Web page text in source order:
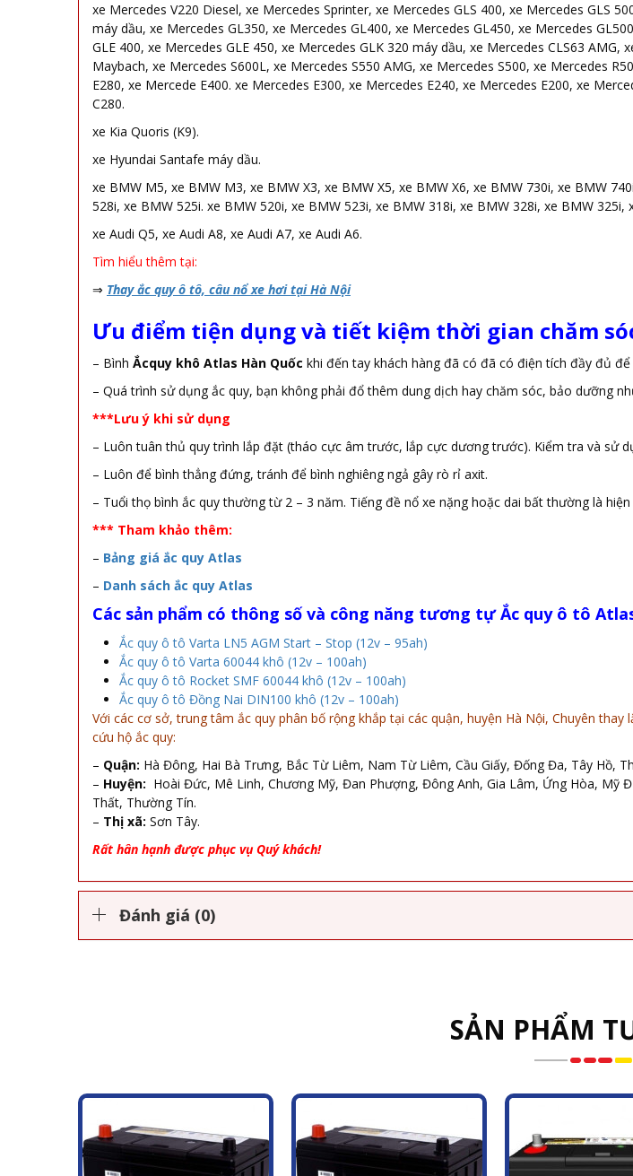
xe Mercedes V220 Diesel, xe Mercedes Sprinter, xe Mercedes GLS 400, xe Mercedes GLS
máy dầu, xe Mercedes GL350, xe Mercedes GL400, xe Mercedes GL450, xe Mercedes
GLE 400, xe Mercedes GLE 450, xe Mercedes GLK 320 máy dầu, xe Mercedes CLS63
Maybach, xe Mercedes S600L, xe Mercedes S550 AMG, xe Mercedes S500, xe Mercedes
E280, xe Mercede E400. xe Mercedes E300, xe Mercedes E240, xe Mercedes E200, xe
C280.
xe Kia Quoris (K9).
xe Hyundai Santafe máy dầu.
xe BMW M5, xe BMW M3, xe BMW X3, xe BMW X5, xe BMW X6, xe BMW 730i, xe BMW
528i, xe BMW 525i. xe BMW 520i, xe BMW 523i, xe BMW 318i, xe BMW 328i, xe BMW 325i,
xe Audi Q5, xe Audi A8, xe Audi A7, xe Audi A6.
Tìm hiểu thêm tại:
⇒ Thay ắc quy ô tô, câu nổ xe hơi tại Hà Nội
Ưu điểm tiện dụng và tiết kiệm thời gian chăm
– Bình Ắcquy khô Atlas Hàn Quốc khi đến tay khách hàng đã có đã có điện tích đầy đủ
– Quá trình sử dụng ắc quy, bạn không phải đổ thêm dung dịch hay chăm sóc, bảo dưỡng
***Lưu ý khi sử dụng
– Luôn tuân thủ quy trình lắp đặt (tháo cực âm trước, lắp cực dương trước). Kiểm tra và sử
– Luôn để bình thẳng đứng, tránh để bình nghiêng ngả gây rò rỉ axit.
– Tuổi thọ bình ắc quy thường từ 2 – 3 năm. Tiếng đề nổ xe nặng hoặc dai bất thường là
*** Tham khảo thêm:
– Bảng giá ắc quy Atlas
– Danh sách ắc quy Atlas
Các sản phẩm có thông số và công năng tương tựẮc quy ô tô Atlas
Ắc quy ô tô Varta LN5 AGM Start – Stop (12v – 95ah)
Ắc quy ô tô Varta 60044 khô (12v – 100ah)
Ắc quy ô tô Rocket SMF 60044 khô (12v – 100ah)
Ắc quy ô tô Đồng Nai DIN100 khô (12v – 100ah)
Với các cơ sở, trung tâm ắc quy phân bố rộng khắp tại các quận, huyện Hà Nội, Chuyên
cứu hộ ắc quy:
– Quận: Hà Đông, Hai Bà Trưng, Bắc Từ Liêm, Nam Từ Liêm, Cầu Giấy, Đống Đa, Tây Hồ,
– Huyện: Hoài Đức, Mê Linh, Chương Mỹ, Đan Phượng, Đông Anh, Gia Lâm, Ứng Hòa, Mỹ
Thất, Thường Tín.
– Thị xã: Sơn Tây.
Rất hân hạnh được phục vụ Quý khách!
Đánh giá (0)
SẢN PHẨM